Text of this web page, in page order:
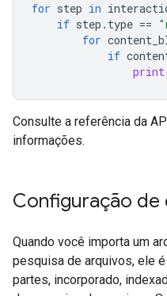
for step in
if step . type ==
for
if
print
Consulte a referência da
informações.
Configuração de
Quando você importa um
pesquisa de arquivos, ele
partes, incorporado,